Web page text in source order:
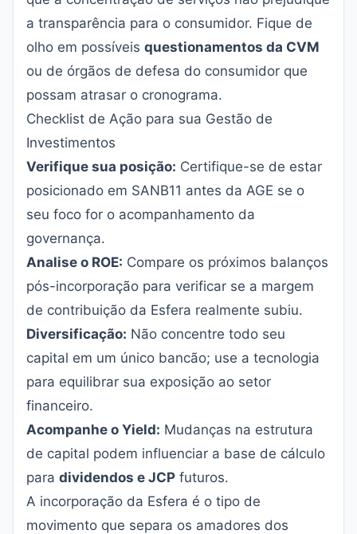
a transparência para o consumidor. Fique de
olho em possíveis questionamentos da CVM
ou de órgãos de defesa do consumidor que
possam atrasar o cronograma.
Checklist de Ação para sua Gestão de
Investimentos
Verifique sua posição: Certifique-se de estar
posicionado em SANB11 antes da AGE se o
seu foco for o acompanhamento da
governança.
Analise o ROE: Compare os próximos balanços
pós-incorporação para verificar se a margem
de contribuição da Esfera realmente subiu.
Diversificação: Não concentre todo seu
capital em um único bancão; use a tecnologia
para equilibrar sua exposição ao setor
financeiro.
Acompanhe o Yield: Mudanças na estrutura
de capital podem influenciar a base de cálculo
para dividendos e JCP futuros.
A incorporação da Esfera é o tipo de
movimento que separa os amadores dos